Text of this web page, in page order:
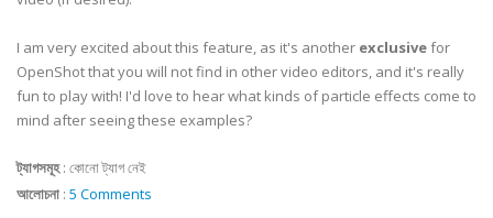
I am very excited about this feature, as it's another exclusivefor
OpenShot that you will not find in other video editors, and it's really
fun to play with! I'd love to hear what kinds of particle effects come to
mind after seeing these examples?
ট্যাগসমূহ: কোনো ট্যাগ নেই
আলোচনা : 5 Comments